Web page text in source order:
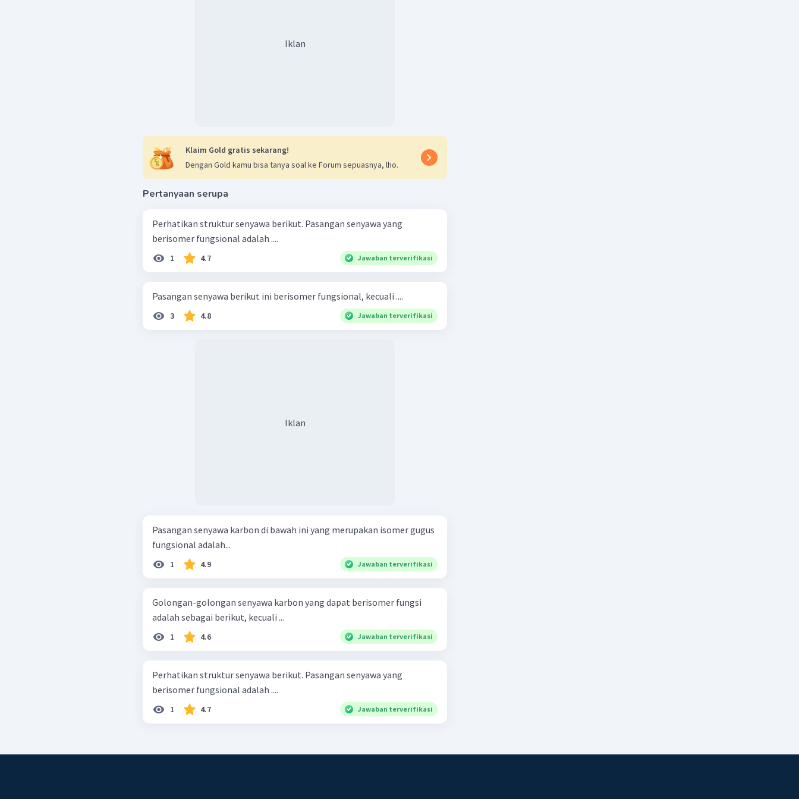
Iklan
Klaim Gold gratis sekarang!
Dengan Gold kamu bisa tanya soal ke Forum sepuasnya, lho.
Pertanyaan serupa
Perhatikan struktur senyawa berikut. Pasangan senyawa yang
berisomer fungsional adalah ....
1 4.7 Jawaban terverifikasi
Pasangan senyawa berikut ini berisomer fungsional, kecuali ....
3 4.8 Jawaban terverifikasi
Iklan
Pasangan senyawa karbon di bawah ini yang merupakan isomer gugus
fungsional adalah...
1 4.9 Jawaban terverifikasi
Golongan-golongan senyawa karbon yang dapat berisomer fungsi
adalah sebagai berikut, kecuali ...
1 4.6 Jawaban terverifikasi
Perhatikan struktur senyawa berikut. Pasangan senyawa yang
berisomer fungsional adalah ....
1 4.7 Jawaban terverifikasi